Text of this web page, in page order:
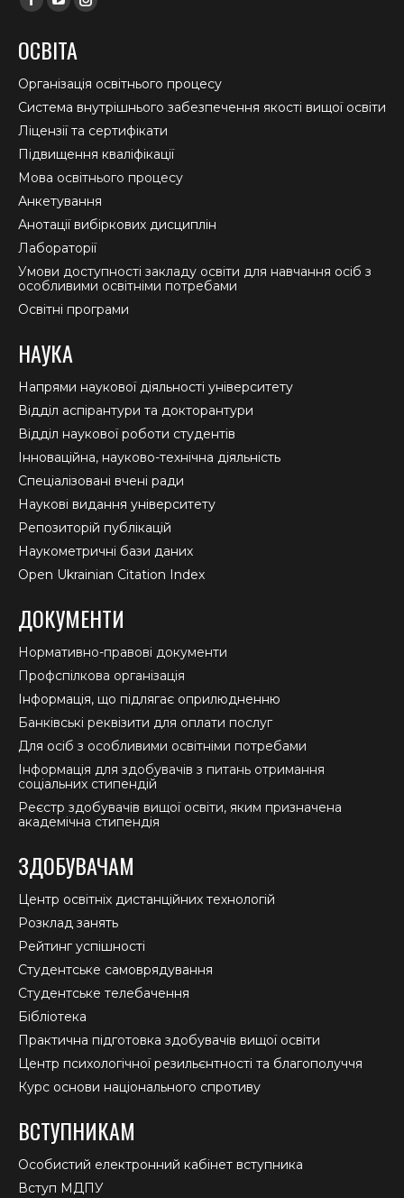
Facebook
opens
in
new
window
YouTube
opens
in
new
window
Instagram
in
new
window
ОСВІТА
Організація освітнього процесу
Система внутрішнього забезпечення якості вищої освіти
Ліцензії та сертифікати
Підвищення кваліфікації
Мова освітнього процесу
Анкетування
Анотації вибіркових дисциплін
Лабораторії
Умови доступності закладу освіти для навчання осіб з
особливими освітніми потребами
Освітні програми
НАУКА
Напрями наукової діяльності університету
Відділ аспірантури та докторантури
Відділ наукової роботи студентів
Інноваційна, науково-технічна діяльність
Спеціалізовані вчені ради
Наукові видання університету
Репозиторій публікацій
Наукометричні бази даних
Open Ukrainian Citation Index
ДОКУМЕНТИ
Нормативно-правові документи
Профспілкова організація
Інформація, що підлягає оприлюдненню
Банківські реквізити для оплати послуг
Для осіб з особливими освітніми потребами
Інформація для здобувачів з питань отримання
соціальних стипендій
Реєстр здобувачів вищої освіти, яким призначена
академічна стипендія
ЗДОБУВАЧАМ
Центр освітніх дистанційних технологій
Розклад занять
Рейтинг успішності
Студентське самоврядування
Студентське телебачення
Бібліотека
Практична підготовка здобувачів вищої освіти
Центр психологічної резильєнтності та благополуччя
Курс основи національного спротиву
ВСТУПНИКАМ
Особистий електронний кабінет вступника
Вступ МДПУ